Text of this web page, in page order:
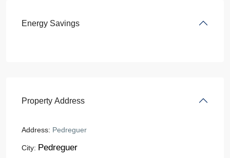
Energy Savings
Property Address
Address: Pedreguer
City: Pedreguer